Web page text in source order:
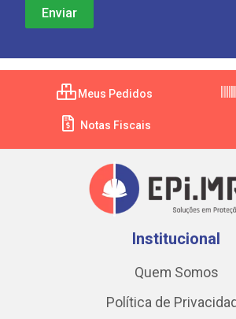
Meus Pedidos
Notas Fiscais
Institucional
Quem Somos
Política de